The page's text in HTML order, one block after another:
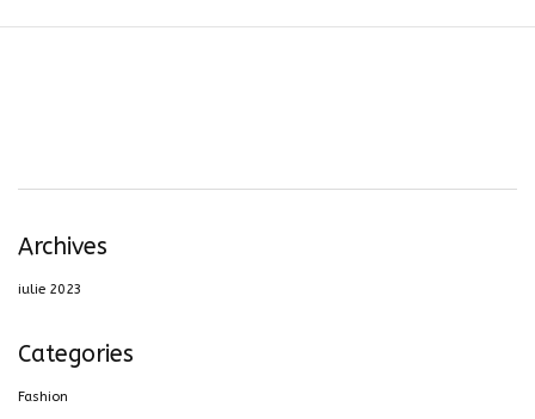
Archives
iulie 2023
Categories
Fashion